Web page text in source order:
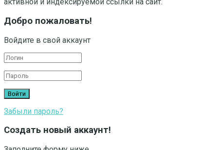
активной и индексируемой ссылки на сайт.
Добро пожаловать!
Войдите в свой аккаунт
Забыли пароль?
Создать новый аккаунт!